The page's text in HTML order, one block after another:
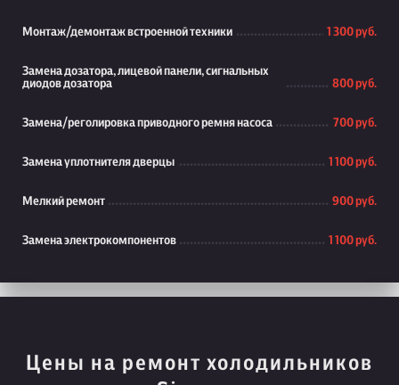
Монтаж/демонтаж встроенной техники 1 300 руб.
Замена дозатора, лицевой панели, сигнальных
диодов дозатора
800 руб.
Замена/реголировка приводного ремня насоса 700 руб.
Замена уплотнителя дверцы 1 100 руб.
Мелкий ремонт 900 руб.
Замена электрокомпонентов 1 100 руб.
Цены на ремонт холодильников